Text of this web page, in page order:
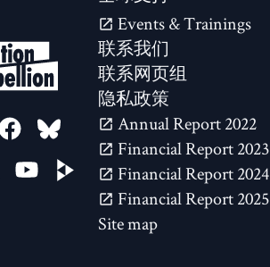
Events & Trainings
联系我们
联系网页组
隐私政策
2022 Annual Report
2023 Financial Report
2024 Financial Report
2025 Financial Report
Site map
ON